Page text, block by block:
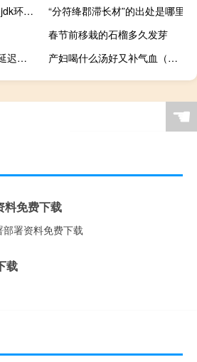
jdk环境变量配置win7（jdk环境变量配置）
“分符绛郡滞长材”的出处是哪里
春节前移栽的石榴多久发芽
招行信用卡还款日可以延迟几天
产妇喝什么汤好又补气血（产妇喝什么汤好）
☚
料免费下载
载